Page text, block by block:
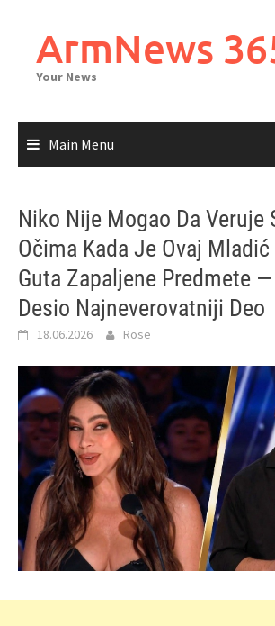
contentArmNews
Your News
Main Menu
Niko Nije Mogao Da Veruje
Očima Kada Je Ovaj Mladić
Guta Zapaljene Predmete
Desio Najneverovatniji Deo
18.06.2026 Rose